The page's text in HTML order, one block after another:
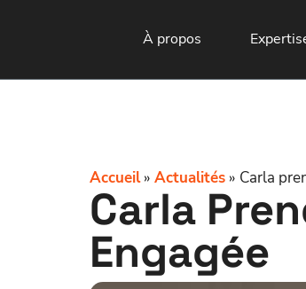
À propos
Accueil» Actualités» Carla
Carla
Engagée